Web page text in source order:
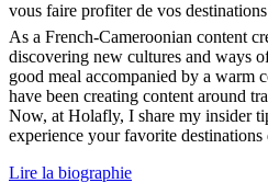
vous faire profiter de vos
As a French-Cameroonian content
discovering new cultures and ways
good meal accompanied by a warm
have been creating content around
Now, at Holafly, I share my insider
experience your favorite
Lire la biographie